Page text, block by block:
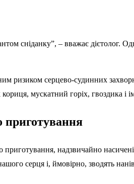
сніданку”, – вважає
ризиком серцево-судинних
мускатний горіх, гвоздика і
приготування
приготування, надзвичайно
серця і, ймовірно, зводять